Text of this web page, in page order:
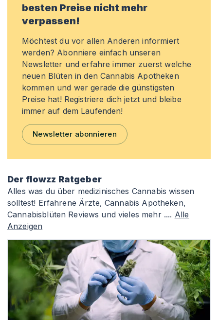
besten Preise nicht mehr
verpassen!
Möchtest du vor allen Anderen informiert
werden? Abonniere einfach unseren
Newsletter und erfahre immer zuerst welche
neuen Blüten in den Cannabis Apotheken
kommen und wer gerade die günstigsten
Preise hat! Registriere dich jetzt und bleibe
immer auf dem Laufenden!
Newsletter abonnieren
Der flowzz Ratgeber
Alles was du über medizinisches Cannabis wissen
solltest! Erfahrene Ärzte, Cannabis Apotheken,
Cannabisblüten Reviews und vieles mehr .... Alle
Anzeigen